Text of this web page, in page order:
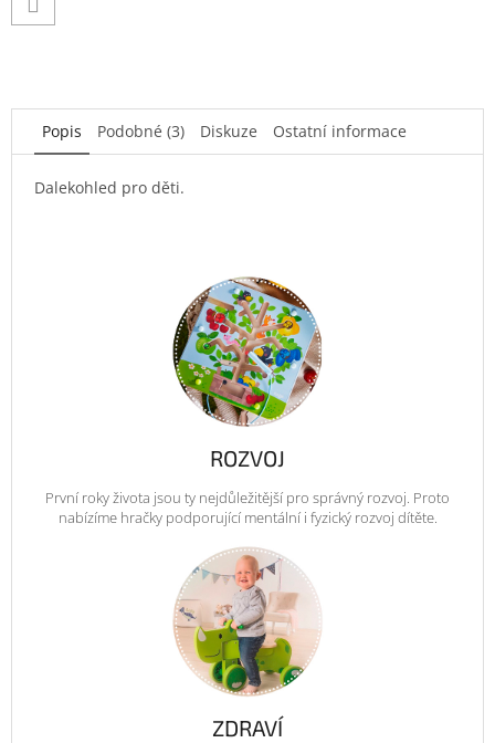
Popis Podobné (3) Diskuze Ostatní informace
Dalekohled pro děti.
ROZVOJ
První roky života jsou ty nejdůležitější pro správný rozvoj. Proto
nabízíme hračky podporující mentální i fyzický rozvoj dítěte.
ZDRAVÍ